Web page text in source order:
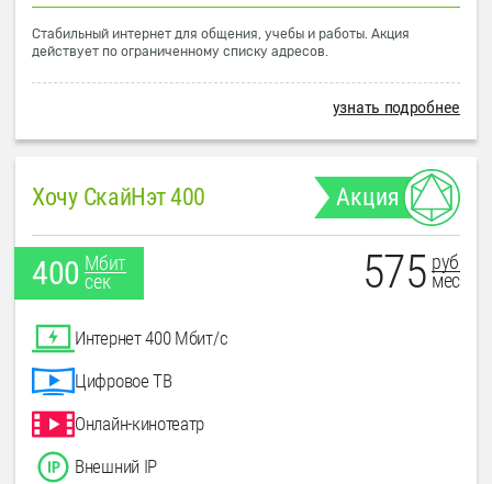
Стабильный интернет для общения, учебы и работы. Акция
действует по ограниченному списку адресов.
узнать подробнее
Хочу СкайНэт 400 Акция
400 Мбит
сек
575 руб
мес
Интернет 400 Мбит/с
Цифровое ТВ
Онлайн-кинотеатр
Внешний IP